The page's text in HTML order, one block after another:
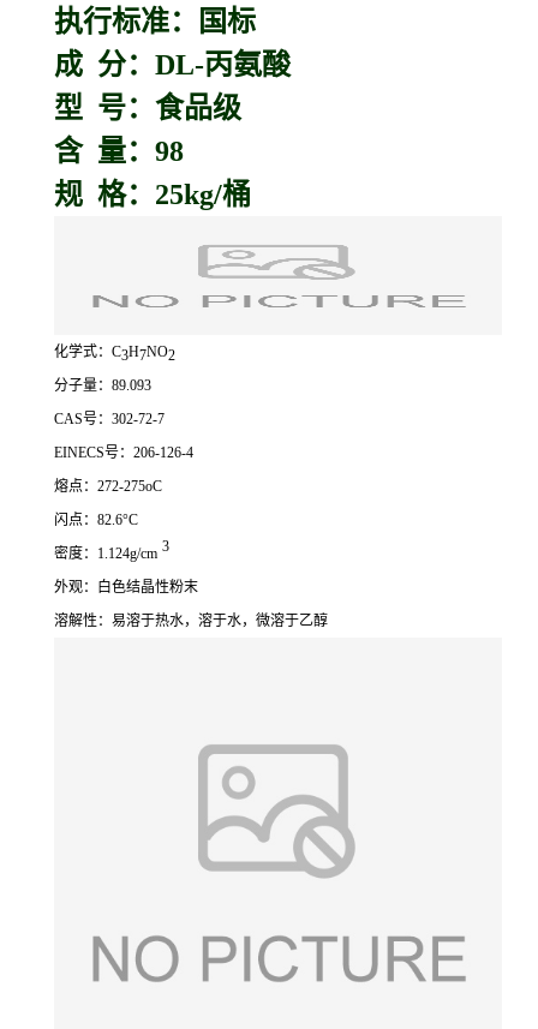
执行标准：国标
成 分：DL-丙氨酸
型 号：食品级
含 量：98
规 格：25kg/桶
化学式：C3H7NO2
分子量：89.093
CAS号：302-72-7
EINECS号：206-126-4
熔点：272-275oC
闪点：82.6°C
密度：1.124g/cm 3
外观：白色结晶性粉末
溶解性：易溶于热水，溶于水，微溶于乙醇